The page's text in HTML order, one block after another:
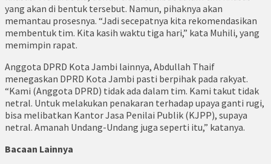
yang akan di bentuk tersebut. Namun, pihaknya akan
memantau prosesnya. “Jadi secepatnya kita rekomendasikan
membentuk tim. Kita kasih waktu tiga hari,” kata Muhili, yang
memimpin rapat.
Anggota DPRD Kota Jambi lainnya, Abdullah Thaif
menegaskan DPRD Kota Jambi pasti berpihak pada rakyat.
“Kami (Anggota DPRD) tidak ada dalam tim. Kami takut tidak
netral. Untuk melakukan penakaran terhadap upaya ganti rugi,
bisa melibatkan Kantor Jasa Penilai Publik (KJPP), supaya
netral. Amanah Undang-Undang juga seperti itu,” katanya.
Bacaan Lainnya